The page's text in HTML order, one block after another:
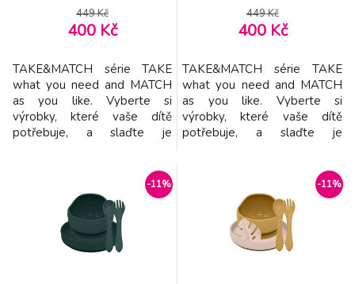
449 Kč
400 Kč
TAKE&MATCH série TAKE
what you need and MATCH
as you like. Vyberte si
výrobky, které vaše dítě
potřebuje, a slaďte je
dispozici v barvách
inspirovaných nejnovějšími
trendy a zkomponovány tak,
aby každá barva dokonale
ladila s ostatními. Můžete
449 Kč
400 Kč
TAKE&MATCH série TAKE
what you need and MATCH
as you like. Vyberte si
výrobky, které vaše dítě
potřebuje, a slaďte je
dispozici v barvách
inspirovaných nejnovějšími
trendy a zkomponovány tak,
aby každá barva dokonale
ladila s ostatními. Můžete
-11% -11%